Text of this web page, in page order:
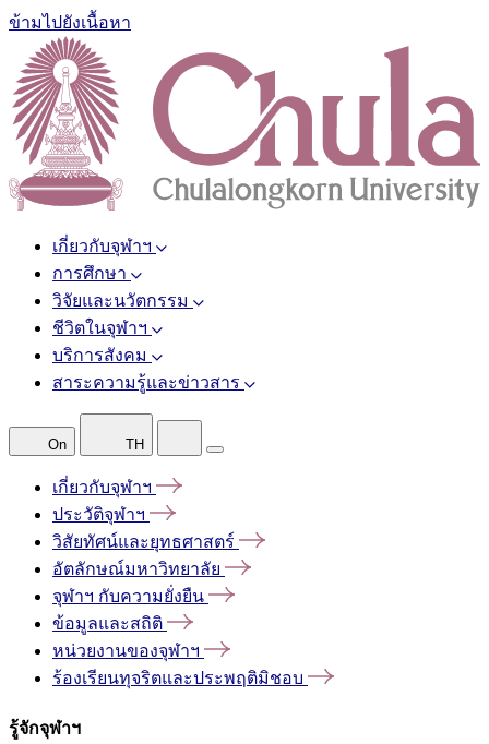
ข้ามไปยังเนื้อหา
เกี่ยวกับจุฬาฯ
การศึกษา
วิจัยและนวัตกรรม
ชีวิตในจุฬาฯ
บริการสังคม
สาระความรู้และข่าวสาร
On TH
เกี่ยวกับจุฬาฯ
ประวัติจุฬาฯ
วิสัยทัศน์และยุทธศาสตร์
อัตลักษณ์มหาวิทยาลัย
จุฬาฯ กับความยั่งยืน
ข้อมูลและสถิติ
หน่วยงานของจุฬาฯ
ร้องเรียนทุจริตและประพฤติมิชอบ
รู้จักจุฬาฯ